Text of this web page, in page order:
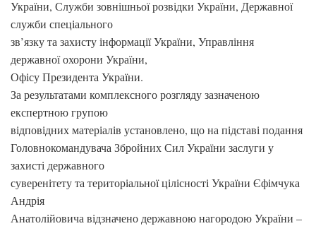
України, Служби зовнішньої розвідки України, Державної
служби спеціального
зв’язку та захисту інформації України, Управління
державної охорони України,
Офісу Президента України.
За результатами комплексного розгляду зазначеною
експертною групою
відповідних матеріалів установлено, що на підставі подання
Головнокомандувача Збройних Сил України заслуги у
захисті державного
суверенітету та територіальної цілісності України Єфімчука
Андрія
Анатолійовича відзначено державною нагородою України –